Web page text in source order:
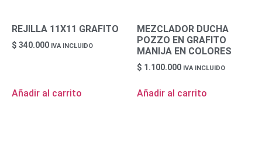
REJILLA 11X11 GRAFITO
$ 340.000 IVA INCLUIDO
Añadir al carrito
MEZCLADOR DUCHA
POZZO EN GRAFITO
MANIJA EN COLORES
$ 1.100.000 IVA INCLUIDO
Añadir al carrito